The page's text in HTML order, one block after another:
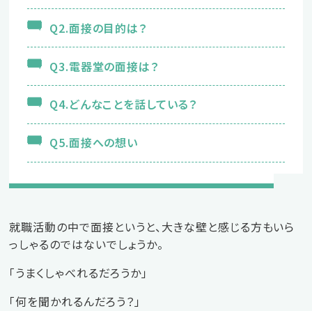
企業サイト
Instagram
Q2.面接の目的は？
Q3.電器堂の面接は？
Q4.どんなことを話している？
Q5.面接への想い
就職活動の中で面接というと、大きな壁と感じる方もいら
っしゃるのではないでしょうか。
「うまくしゃべれるだろうか」
「何を聞かれるんだろう？」